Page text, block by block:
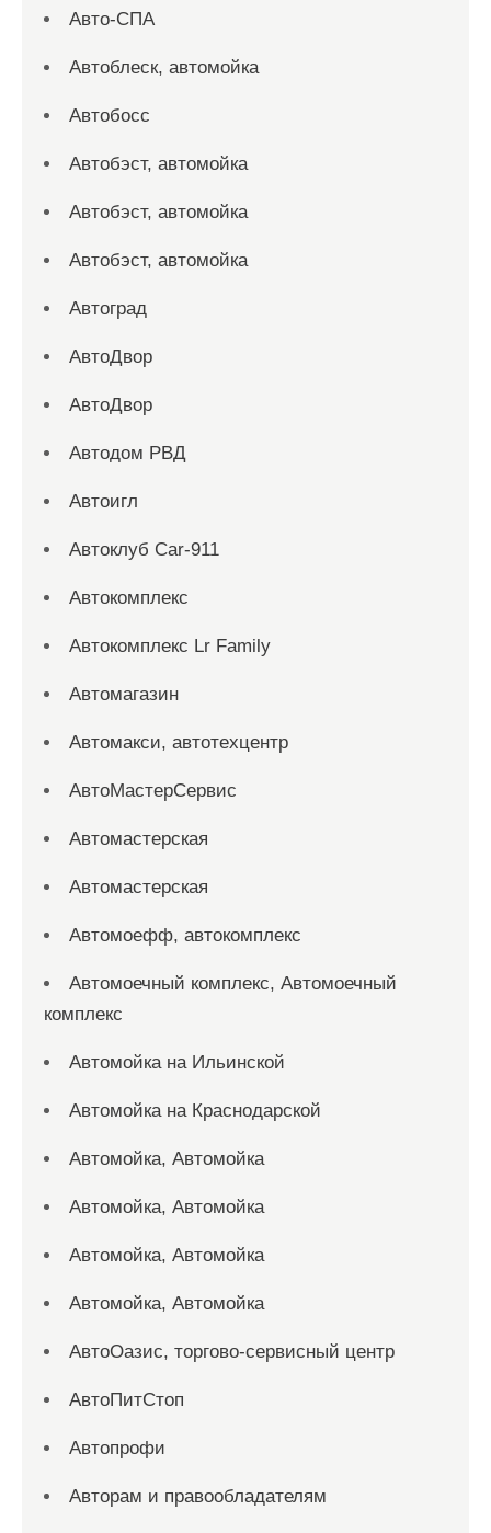
Авто-СПА
Автоблеск, автомойка
Автобосс
Автобэст, автомойка
Автобэст, автомойка
Автобэст, автомойка
Автоград
АвтоДвор
АвтоДвор
Автодом РВД
Автоигл
Автоклуб Car-911
Автокомплекс
Автокомплекс Lr Family
Автомагазин
Автомакси, автотехцентр
АвтоМастерСервис
Автомастерская
Автомастерская
Автомоефф, автокомплекс
Автомоечный комплекс, Автомоечный
комплекс
Автомойка на Ильинской
Автомойка на Краснодарской
Автомойка, Автомойка
Автомойка, Автомойка
Автомойка, Автомойка
Автомойка, Автомойка
АвтоОазис, торгово-сервисный центр
АвтоПитСтоп
Автопрофи
Авторам и правообладателям